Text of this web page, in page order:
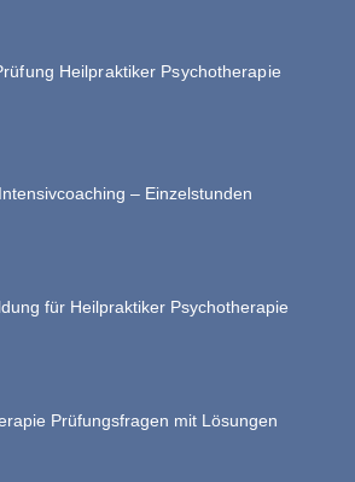
Heilpraktiker Psychotherapie
– Einzelstunden
für Heilpraktiker Psychotherapie
Prüfungsfragen mit Lösungen